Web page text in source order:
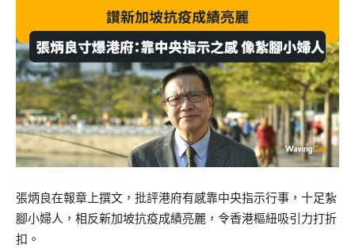
張炳良在報章上撰文，批評港府有感靠中央指示行事，十足紮
腳小婦人，相反新加坡抗疫成績亮麗，令香港樞紐吸引力打折
扣。